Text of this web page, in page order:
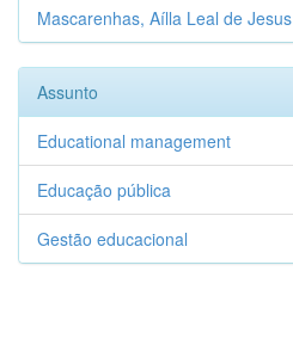
Mascarenhas, Aílla Leal de Jesus
Assunto
Educational management
Educação pública
Gestão educacional